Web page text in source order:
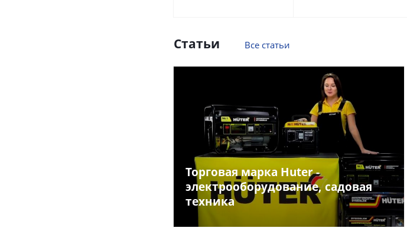
Статьи Все статьи
Торговая марка Huter -
электрооборудование, садовая
техника